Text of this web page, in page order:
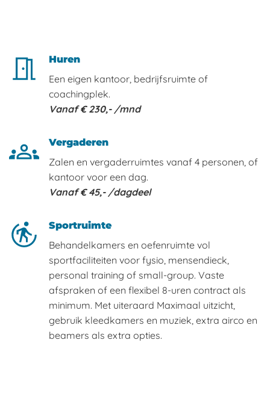
Huren
Een eigen kantoor, bedrijfsruimte of
coachingplek.
Vanaf € 230,- /mnd
Vergaderen
Zalen en vergaderruimtes vanaf 4 personen, of
kantoor voor een dag.
Vanaf € 45,- /dagdeel
Sportruimte
Behandelkamers en oefenruimte vol
sportfaciliteiten voor fysio, mensendieck,
personal training of small-group. Vaste
afspraken of een flexibel 8-uren contract als
minimum. Met uiteraard Maximaal uitzicht,
gebruik kleedkamers en muziek, extra airco en
beamers als extra opties.